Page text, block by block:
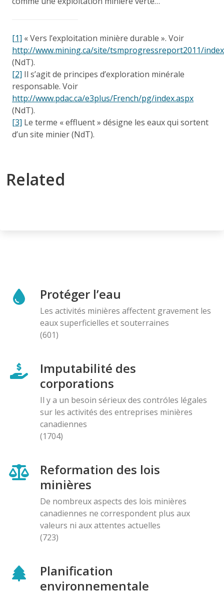
[1] « Vers l’exploitation minière durable ». Voir
http://www.mining.ca/site/tsmprogressreport2011/
(NdT).
[2] Il s’agit de principes d’exploration minérale
responsable. Voir
http://www.pdac.ca/e3plus/French/pg/index.aspx
(NdT).
[3] Le terme « effluent » désigne les eaux qui sortent
d’un site minier (NdT).
Related
Protéger l’eau
Les activités minières affectent gravement les
eaux superficielles et souterraines
(601)
Imputabilité des
corporations
Il y a un besoin sérieux des contróles légales
sur les activités des entreprises minières
canadiennes
(1704)
Reformation des lois
minières
De nombreux aspects des lois minières
canadiennes ne correspondent plus aux
valeurs ni aux attentes actuelles
(723)
Planification
environnementale